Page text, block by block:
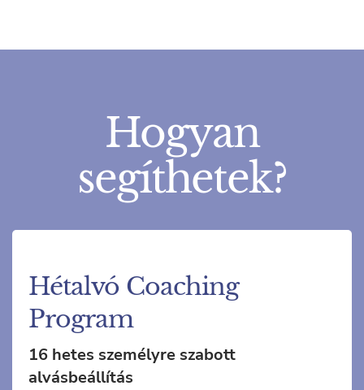
Hogyan
segíthetek?
Hétalvó Coaching
Program
16 hetes személyre szabott
alvásbeállítás